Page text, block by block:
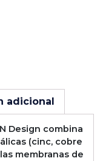
adicional
Design combina
(cinc, cobre
membranas de